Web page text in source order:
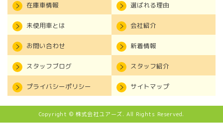
在庫車情報 選ばれる理由
未使用車とは 会社紹介
お問い合わせ 新着情報
スタッフブログ スタッフ紹介
プライバシーポリシー サイトマップ
Copyright © 株式会社ユアーズ. All Rights Reserved.